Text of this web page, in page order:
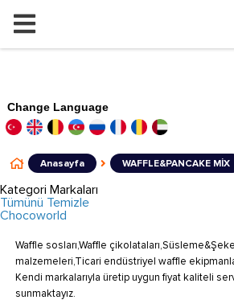
Change Language
Anasayfa WAFFLE&PANCAKE MİX
Kategori Markaları
Tümünü Temizle
Chocoworld
Waffle sosları,Waffle
malzemeleri,Ticari endüstriyel waffle
Kendi markalarıyla üretip uygun fiyat kaliteli
sunmaktayız.